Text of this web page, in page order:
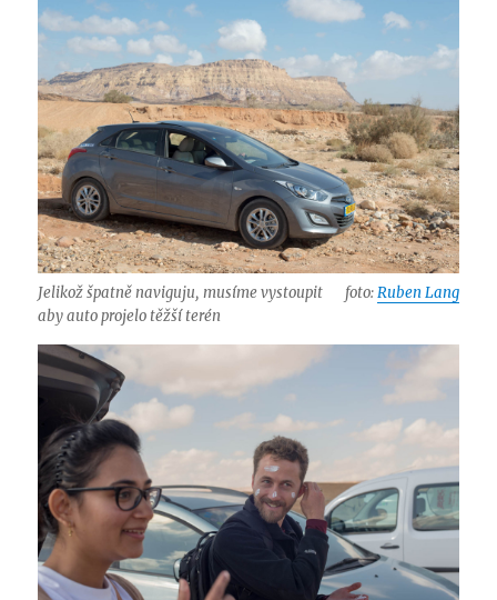
Jelikož špatně naviguju, musíme vystoupit
aby auto projelo těžší terén
foto:Ruben Lang